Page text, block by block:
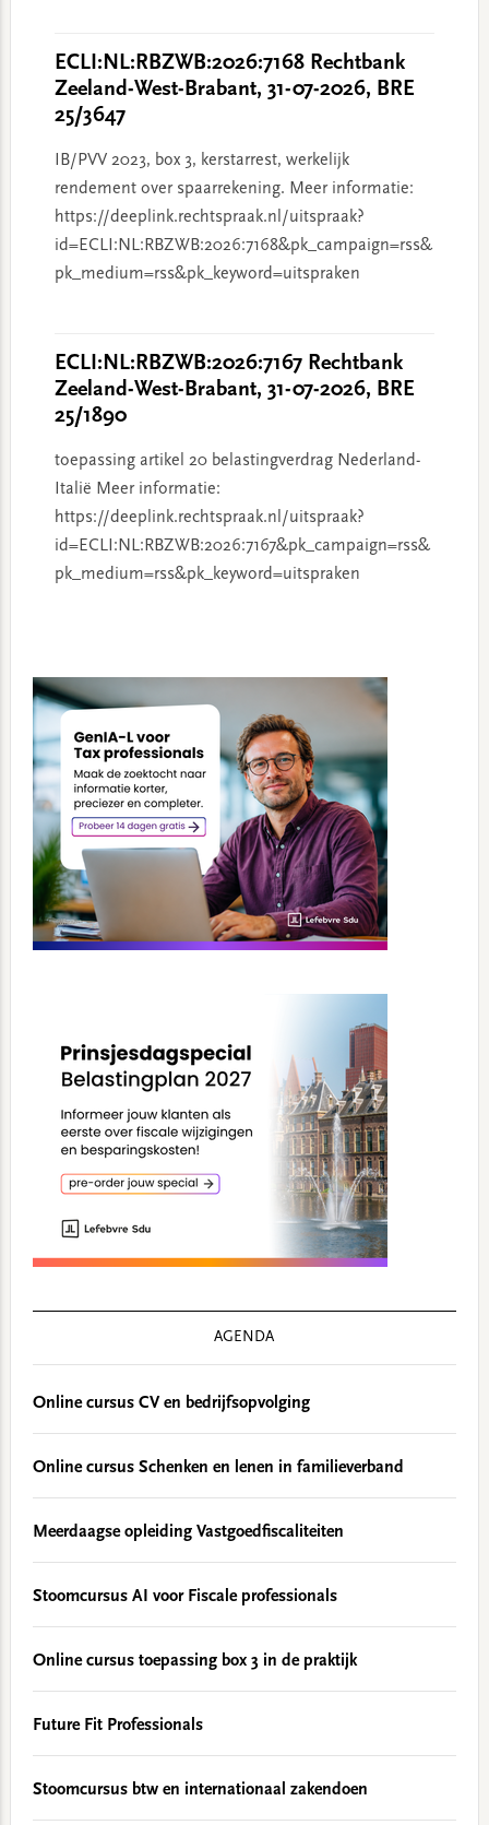
ECLI:NL:RBZWB:2026:7168 Rechtbank
Zeeland-West-Brabant, 31-07-2026, BRE
25/3647
IB/PVV 2023, box 3, kerstarrest, werkelijk
rendement over spaarrekening. Meer informatie:
https://deeplink.rechtspraak.nl/uitspraak?
id=ECLI:NL:RBZWB:2026:7168&pk_campaign=rss&
pk_medium=rss&pk_keyword=uitspraken
ECLI:NL:RBZWB:2026:7167 Rechtbank
Zeeland-West-Brabant, 31-07-2026, BRE
25/1890
toepassing artikel 20 belastingverdrag Nederland-
Italië Meer informatie:
https://deeplink.rechtspraak.nl/uitspraak?
id=ECLI:NL:RBZWB:2026:7167&pk_campaign=rss&
pk_medium=rss&pk_keyword=uitspraken
Sidebar
AGENDA
Online cursus CV en bedrijfsopvolging
Online cursus Schenken en lenen in familieverband
Meerdaagse opleiding Vastgoedfiscaliteiten
Stoomcursus AI voor Fiscale professionals
Online cursus toepassing box 3 in de praktijk
Future Fit Professionals
Stoomcursus btw en internationaal zakendoen